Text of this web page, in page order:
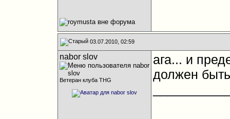
03.07.2010, 02:59
nabor slov
Ветеран клуба THG
ага... и
должен